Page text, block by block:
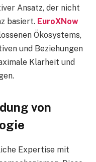
Ansatz, der nicht
basiert. EuroXNow
Ökosystems,
und Beziehungen
Klarheit und
von
Expertise mit